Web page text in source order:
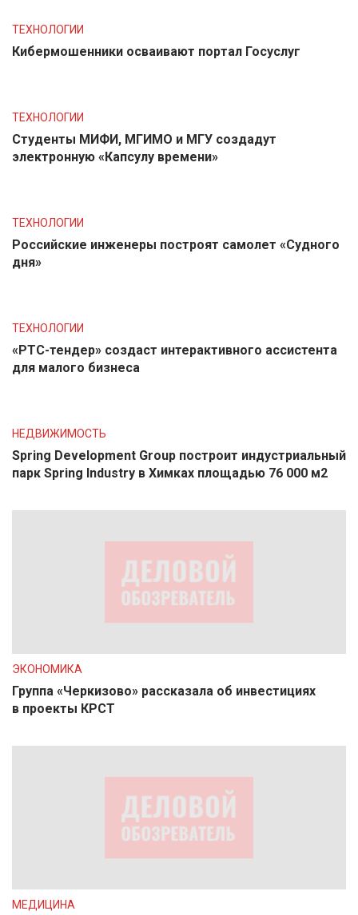
ТЕХНОЛОГИИ
Кибермошенники осваивают портал Госуслуг
ТЕХНОЛОГИИ
Студенты МИФИ, МГИМО и МГУ создадут
электронную «Капсулу времени»
ТЕХНОЛОГИИ
Российские инженеры построят самолет «Судного
дня»
ТЕХНОЛОГИИ
«РТС-тендер» создаст интерактивного ассистента
для малого бизнеса
НЕДВИЖИМОСТЬ
Spring Development Group построит индустриальный
парк Spring Industry в Химках площадью 76 000 м2
ЭКОНОМИКА
Группа «Черкизово» рассказала об инвестициях
в проекты КРСТ
МЕДИЦИНА